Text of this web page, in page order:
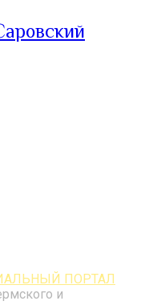
ПОРТАЛ
и